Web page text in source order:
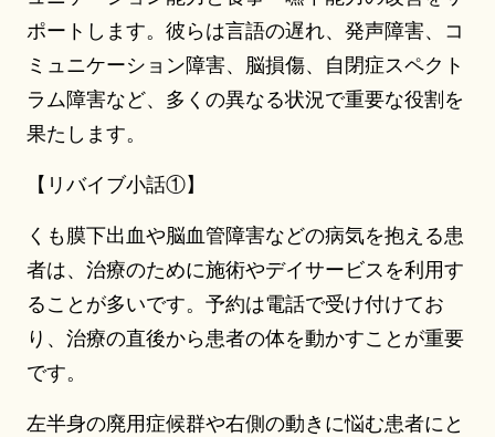
ポートします。彼らは言語の遅れ、発声障害、コ
ミュニケーション障害、脳損傷、自閉症スペクト
ラム障害など、多くの異なる状況で重要な役割を
果たします。
【リバイブ小話①】
くも膜下出血や脳血管障害などの病気を抱える患
者は、治療のために施術やデイサービスを利用す
ることが多いです。予約は電話で受け付けてお
り、治療の直後から患者の体を動かすことが重要
です。
左半身の廃用症候群や右側の動きに悩む患者にと